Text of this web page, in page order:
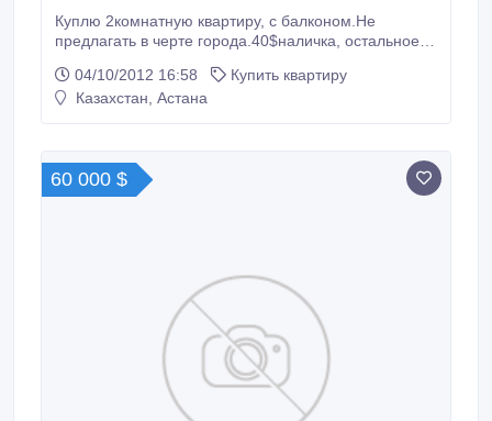
Куплю 2комнатную квартиру, с балконом.Не
предлагать в черте города.40$наличка, остальное
04/10/2012 16:58
Купить квартиру
Казахстан, Астана
60 000 $